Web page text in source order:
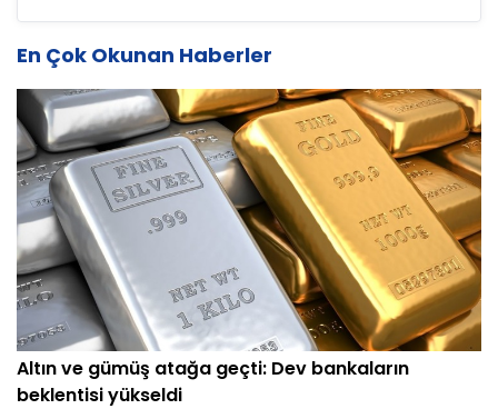
En Çok Okunan Haberler
Altın ve gümüş atağa geçti: Dev bankaların
beklentisi yükseldi